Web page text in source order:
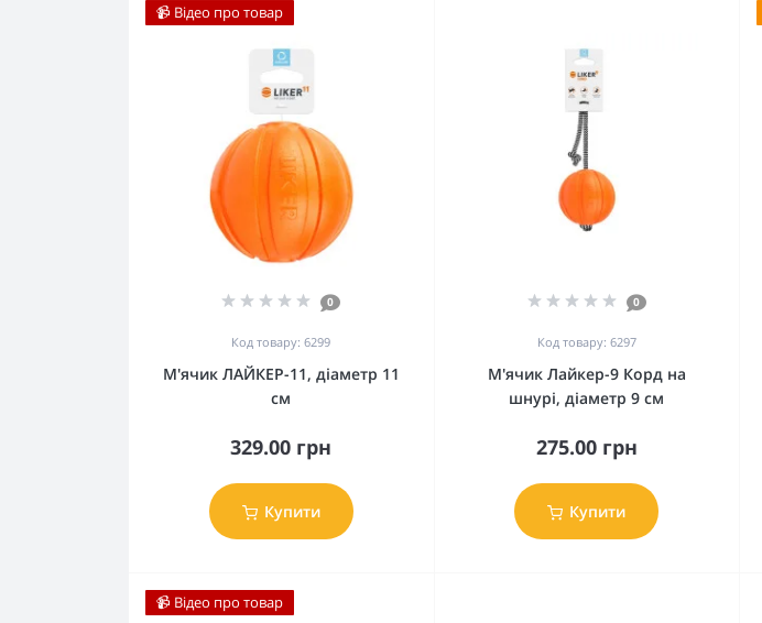
📹 Відео про товар
0
Код товару: 6299
М'ячик ЛАЙКЕР-11, діаметр 11
см
329.00 грн
Купити
0
Код товару: 6297
М'ячик Лайкер-9 Корд на
шнурі, діаметр 9 см
275.00 грн
Купити
📹 Відео про товар